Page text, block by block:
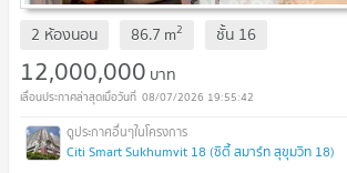
2 ห้องนอน 86.7 m2 ชั้น 16
12,000,000 บาท
08/07/2026 19:55:42
Citi Smart Sukhumvit 18 (ซิตี้ สมาร์ท สุขุมวิท 18)